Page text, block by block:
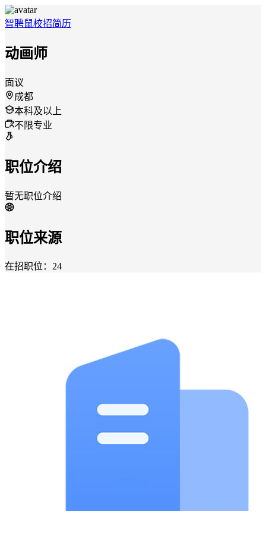
智聘鼠校招简历
动画师
面议
成都
本科及以上
不限专业
职位介绍
暂无职位介绍
职位来源
在招职位：24